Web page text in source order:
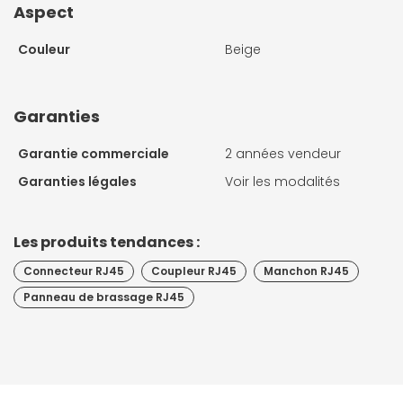
Aspect
Couleur Beige
Garanties
Garantie commerciale
2 années vendeur
Garanties légales
Voir les modalités
Les produits tendances :
Connecteur RJ45 Coupleur RJ45
Manchon RJ45
Panneau de brassage RJ45